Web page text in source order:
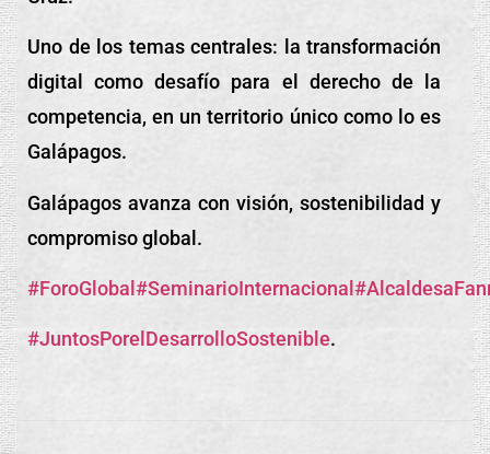
Uno de los temas centrales: la transformación
digital como desafío para el derecho de la
competencia, en un territorio único como lo es
Galápagos.
Galápagos avanza con visión, sostenibilidad y
compromiso global.
#ForoGlobal #SeminarioInternacional
#JuntosPorelDesarrolloSostenible.